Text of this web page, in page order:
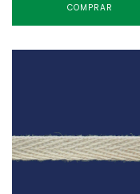
COMPRAR